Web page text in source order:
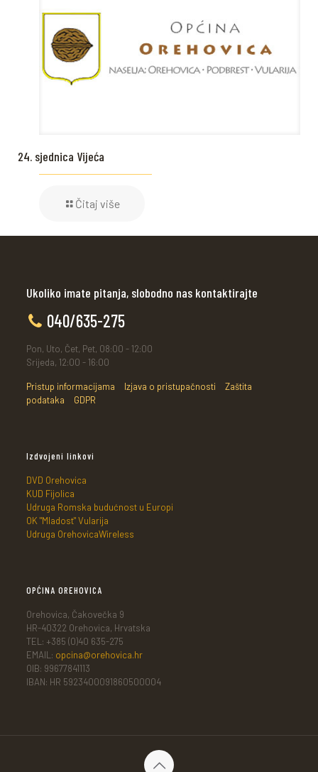
24. sjednica Vijeća
Čitaj više
Ukoliko imate pitanja, slobodno nas kontaktirajte
040/635-275
Pon, Uto, Čet, Pet, 08:00 - 12:00
Srijeda, 12:00 - 16:00
Pristup informacijama Izjava o pristupačnosti
Zaštita
podataka
GDPR
Izdvojeni linkovi
DVD Orehovica
KUD Fijolica
Udruga Romska budućnost u Europi
OK "Mladost" Vularija
Udruga OrehovicaWireless
OPĆINA OREHOVICA
Orehovica, Čakovečka 9
HR-40322 Orehovica, Hrvatska
TEL: +385 (0)40 635-275
EMAIL: opcina@orehovica.hr
OIB: 99677841113
IBAN: HR 5923400091860500004